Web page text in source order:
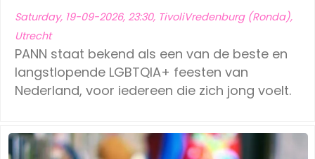
Saturday, 19-09-2026, 23:30, TivoliVredenburg (Ronda),
Utrecht
PANN staat bekend als een van de beste en
langstlopende LGBTQIA+ feesten van
Nederland, voor iedereen die zich jong voelt.